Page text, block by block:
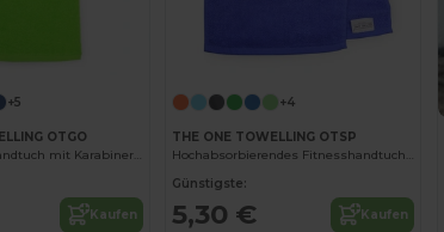
+5
OTGO
Premium Golfhandtuch mit Karabinerhaken
Kaufen
+4
THE ONE TOWELLING OTSP
Hochabsorbierendes Fitnesshandtuch mit Karabiner
Günstigste:
5,30 € Kaufen